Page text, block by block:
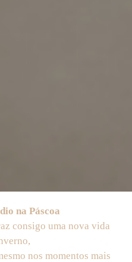
na Páscoa
consigo uma nova vida
nos momentos mais